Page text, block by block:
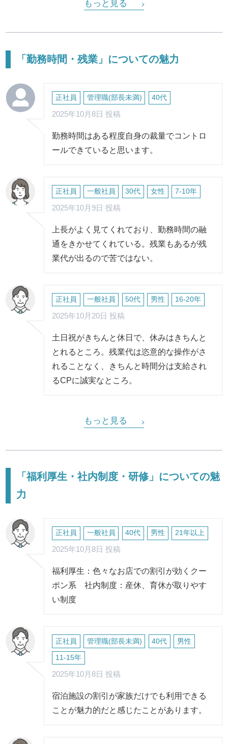
もっと見る
「勤務時間・残業」についての魅力
正社員 管理職(部長未満) 40代
2025年10月8日 投稿
勤務時間はある程度自身の裁量でコントロ
ールできていると思います。
正社員 一般社員 30代 女性 7-10年
2025年10月9日 投稿
上長がよく見てくれており、勤務時間の融
通をきかせてくれている。残業もあるが残
業代が出るので苦ではない。
正社員 一般社員 50代 男性 16-20年
2025年10月20日 投稿
土日祝がきちんと休日で、休みはきちんと
とれるところ。残業代は恣意的な操作がさ
れることなく、きちんと時間分は支給され
るCPに誠実なところ。
もっと見る
「福利厚生・社内制度・研修」についての魅
力
正社員 一般社員 40代 男性 21年以上
2025年10月8日 投稿
福利厚生：色々なお店での割引が効くクー
ポン系 社内制度：産休、育休が取りやす
い制度
正社員 管理職(部長未満) 40代 男性
11-15年
2025年10月8日 投稿
宿泊施設の割引が家族だけでも利用できる
ことが魅力的だと感じたことがあります。